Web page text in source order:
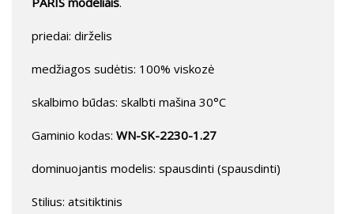
priedai: dirželis
medžiagos sudėtis: 100% viskozė
skalbimo būdas: skalbti mašina 30°C
Gaminio kodas: WN-SK-2230-1.27
dominuojantis modelis: spausdinti (spausdinti)
Stilius: atsitiktinis